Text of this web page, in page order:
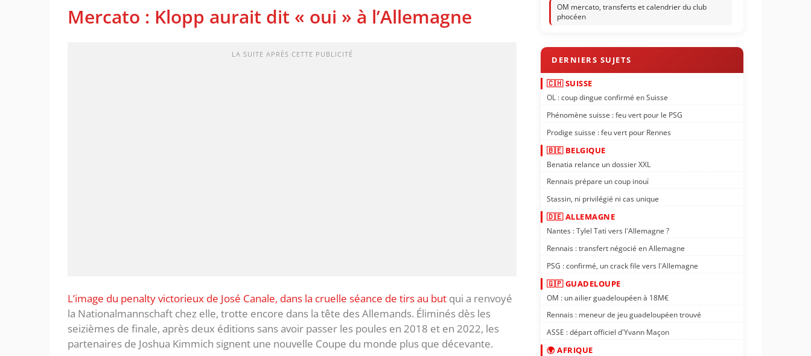
Mercato : Klopp aurait dit « oui » à l’Allemagne
LA SUITE APRÈS CETTE PUBLICITÉ
L’image du penalty victorieux de José Canale, dans la cruelle séance de tirs au but qui a renvoyé
la Nationalmannschaft chez elle, trotte encore dans la tête des Allemands. Éliminés dès les
seizièmes de finale, après deux éditions sans avoir passer les poules en 2018 et en 2022, les
partenaires de Joshua Kimmich signent une nouvelle Coupe du monde plus que décevante.
OM mercato, transferts et calendrier du club
phocéen
🇨🇭 SUISSE
OL : coup dingue confirmé en Suisse
Phénomène suisse : feu vert pour le PSG
Prodige suisse : feu vert pour Rennes
🇧🇪 BELGIQUE
Benatia relance un dossier XXL
Rennais prépare un coup inouï
Stassin, ni privilégié ni cas unique
🇩🇪 ALLEMAGNE
Nantes : Tylel Tati vers l'Allemagne ?
Rennais : transfert négocié en Allemagne
PSG : confirmé, un crack file vers l'Allemagne
🇬🇵 GUADELOUPE
OM : un ailier guadeloupéen à 18M€
Rennais : meneur de jeu guadeloupéen trouvé
ASSE : départ officiel d'Yvann Maçon
🌍 AFRIQUE